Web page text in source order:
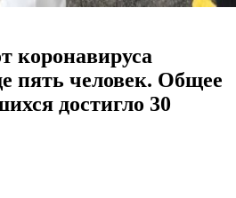
коронавируса
пять человек. Общее
достигло 30